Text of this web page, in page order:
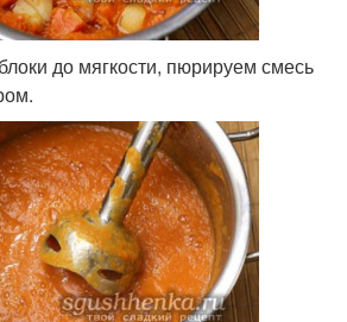
до мягкости, пюрируем смесь